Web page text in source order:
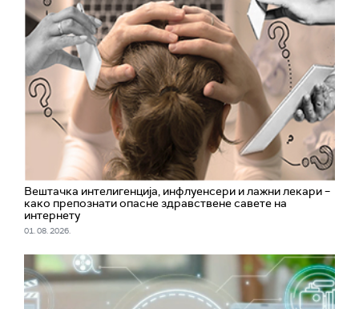
Вештачка интелигенција, инфлуенсери и лажни лекари –
како препознати опасне здравствене савете на
интернету
01. 08. 2026.